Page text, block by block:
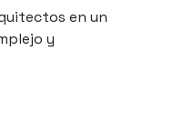
en un
y